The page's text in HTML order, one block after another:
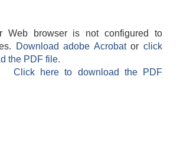
Web browser is not configured to
Download adobe Acrobatorclick
the PDF file.
Click here to download the PDF